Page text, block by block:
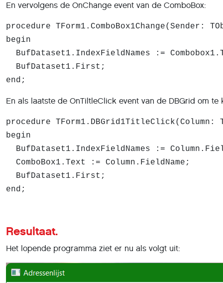
En vervolgens de OnChange event van de ComboBox:
procedure TForm1.ComboBox1Change(Sender:
begin
BufDataset1.IndexFieldNames :=
BufDataset1.First;
end;
En als laatste de OnTiltleClick event van de DBGrid om te
procedure TForm1.DBGrid1TitleClick(Column:
begin
BufDataset1.IndexFieldNames :=
ComboBox1.Text := Column.FieldName;
BufDataset1.First;
end;
Resultaat.
Het lopende programma ziet er nu als volgt uit: